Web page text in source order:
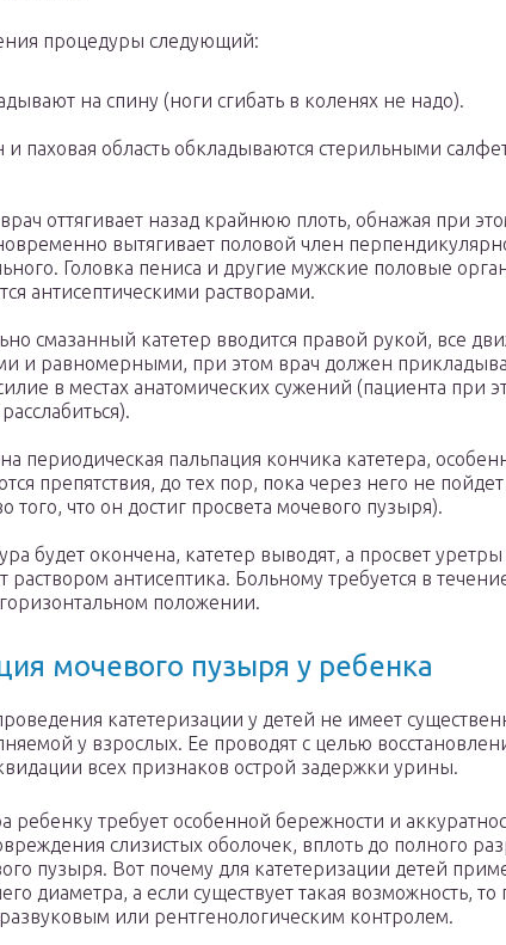
процедуры следующий:
на спину (ноги сгибать в коленях не надо).
и паховая область обкладываются стерильными
оттягивает назад крайнюю плоть, обнажая при
вытягивает половой член
Головка пениса и другие мужские половые
антисептическими растворами.
смазанный катетер вводится правой рукой, все
и равномерными, при этом врач должен
в местах анатомических сужений (пациента при
периодическая пальпация кончика катетера,
препятствия, до тех пор, пока через него не
того, что он достиг просвета мочевого пузыря).
будет окончена, катетер выводят, а просвет
раствором антисептика. Больному требуется в
положении.
мочевого пузыря у ребенка
катетеризации у детей не имеет
у взрослых. Ее проводят с целью
всех признаков острой задержки урины.
ребенку требует особенной бережности и
слизистых оболочек, вплоть до полного
пузыря. Вот почему для катетеризации детей
диаметра, а если существует такая возможность, то
или рентгенологическим контролем.